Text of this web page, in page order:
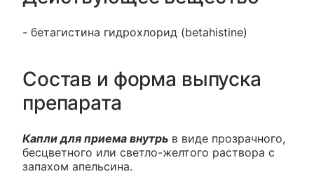
- бетагистина гидрохлорид (betahistine)
Состав и форма выпуска
препарата
Капли для приема внутрь в виде прозрачного,
бесцветного или светло-желтого раствора с
запахом апельсина.